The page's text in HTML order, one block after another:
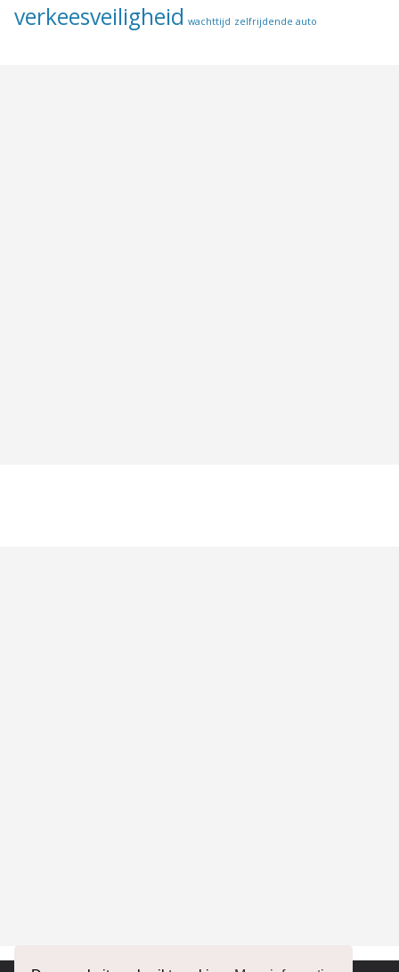
verkeesveiligheid wachttijd zelfrijdende auto